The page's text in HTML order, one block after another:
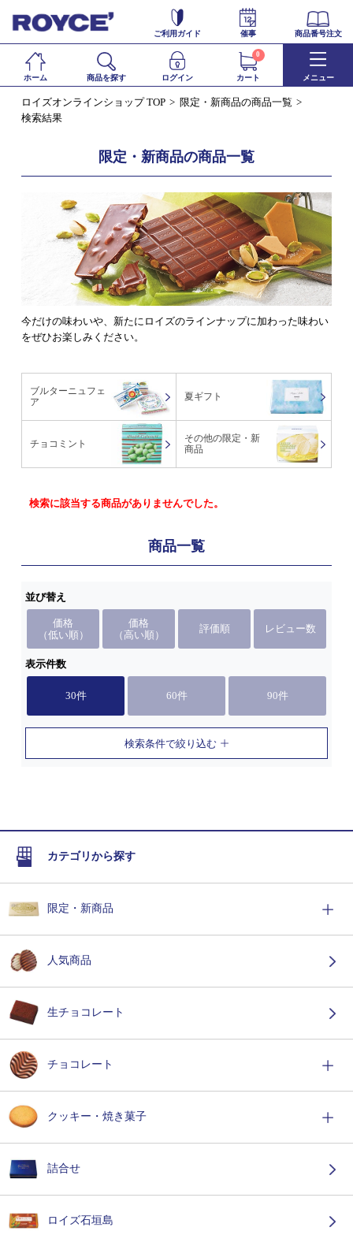
ご利用ガイド 催事 商品番号注文
ホーム 商品を探す ログイン カート
0
メニュー
ロイズオンラインショップ TOP
限定・新商品の商品一覧
検索結果
限定・新商品の商品一覧
今だけの味わいや、新たにロイズのラインナップに加わった味わい
をぜひお楽しみください。
ブルターニュフェ
ア
夏ギフト
チョコミント
その他の限定・新
商品
検索に該当する商品がありませんでした。
商品一覧
並び替え
価格
（低い順）
価格
（高い順）
評価順 レビュー数
表示件数
30件 60件 90件
検索条件で絞り込む
カテゴリから探す
限定・新商品
人気商品
生チョコレート
チョコレート
クッキー・焼き菓子
詰合せ
ロイズ石垣島